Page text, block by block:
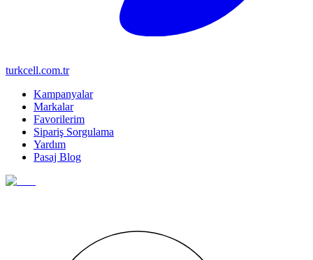
turkcell.com.tr
Kampanyalar
Markalar
Favorilerim
Sipariş Sorgulama
Yardım
Pasaj Blog